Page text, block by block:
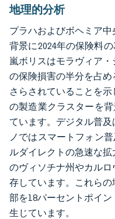
地理的分析
プラハおよびボヘミア
背景に2024年の保険料
嵐ボリスはモラヴィア
の保険損害の半分を占
さらされていることを
の製造業クラスターを
ています。デジタル普
ノではスマートフォン
ルダイレクトの急速な
のヴィソチナ州やカル
存しています。これら
部を18パーセントポイ
生じています。